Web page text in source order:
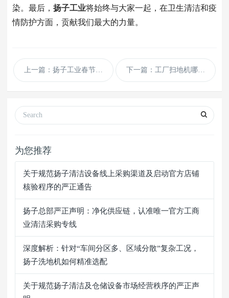
染。最后， 扬子工业将始终与大家一起，在卫生清洁和疫
情防护方面，贡献我们最大的力量。
上一篇：扬子工业春节发货通知 下一篇：工厂扫地机哪种牌子好？扫地机十大品牌
为您推荐
关于规范扬子清洁设备线上采购渠道及启动官方店铺
核验程序的严正通告
扬子总部严正声明：净化供应链，认准唯一官方工商
业清洁采购专线
深度解析：针对“车间分区多、区域分散”复杂工况，
扬子洗地机如何精准选配
关于规范扬子清洁及仓储设备市场经营秩序的严正声